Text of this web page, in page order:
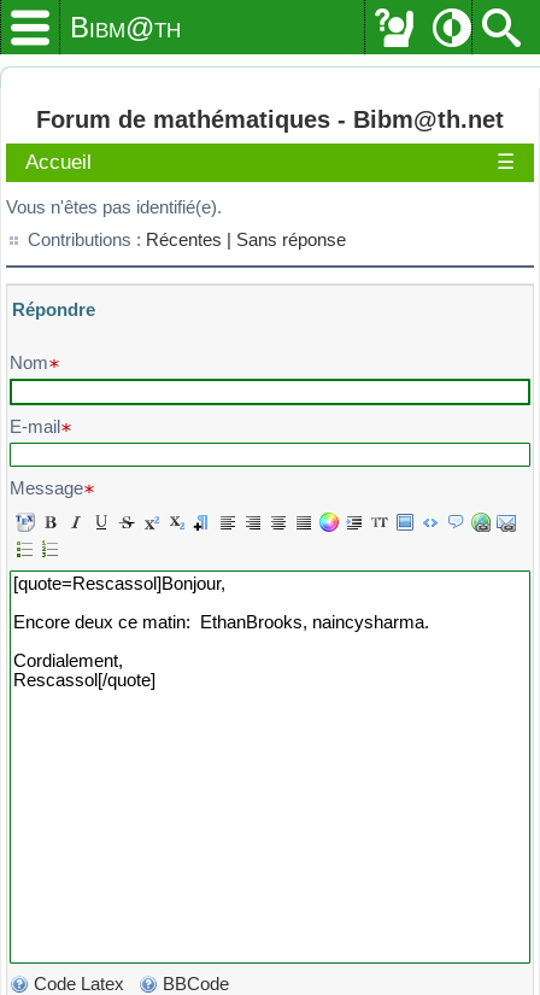
Bibm@th
Forum de mathématiques - Bibm@th.net
Accueil ☰
Vous n'êtes pas identifié(e).
Contributions : Récentes | Sans réponse
Répondre
Veuillez composer votre message et l'envoyer
Nom
E-mail
Message
Code Latex BBCode